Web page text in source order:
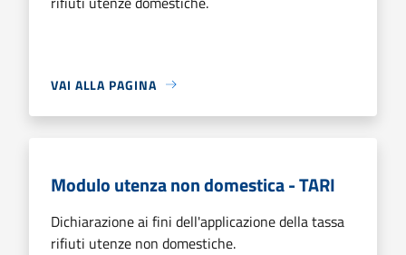
VAI ALLA PAGINA
Modulo utenza non domestica - TARI
Dichiarazione ai fini dell'applicazione della tassa
rifiuti utenze non domestiche.